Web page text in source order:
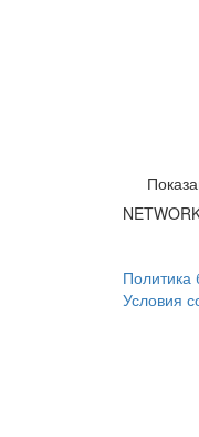
Политика
Условия